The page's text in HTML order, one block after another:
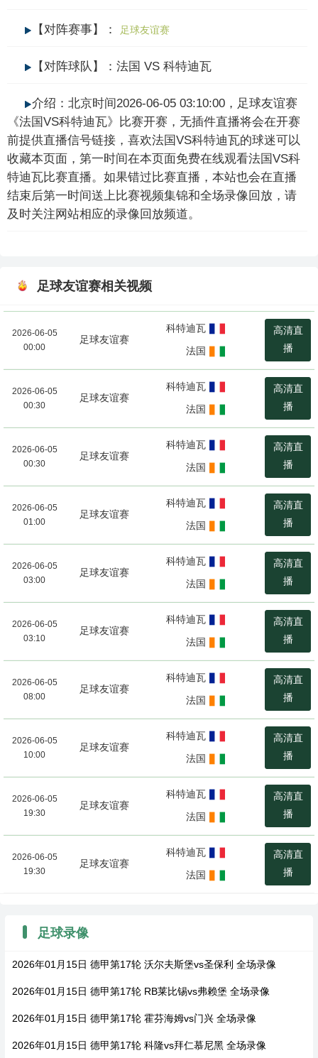
【对阵赛事】： 足球友谊赛
【对阵球队】：法国 VS 科特迪瓦
介绍：北京时间2026-06-05 03:10:00，足球友谊赛
《法国VS科特迪瓦》比赛开赛，无插件直播将会在开赛
前提供直播信号链接，喜欢法国VS科特迪瓦的球迷可以
收藏本页面，第一时间在本页面免费在线观看法国VS科
特迪瓦比赛直播。如果错过比赛直播，本站也会在直播
结束后第一时间送上比赛视频集锦和全场录像回放，请
及时关注网站相应的录像回放频道。
足球友谊赛相关视频
2026-06-05
00:00
足球友谊赛
科特迪瓦
法国
高清直
播
2026-06-05
00:30
足球友谊赛
科特迪瓦
法国
高清直
播
2026-06-05
00:30
足球友谊赛
科特迪瓦
法国
高清直
播
2026-06-05
01:00
足球友谊赛
科特迪瓦
法国
高清直
播
2026-06-05
03:00
足球友谊赛
科特迪瓦
法国
高清直
播
2026-06-05
03:10
足球友谊赛
科特迪瓦
法国
高清直
播
2026-06-05
08:00
足球友谊赛
科特迪瓦
法国
高清直
播
2026-06-05
10:00
足球友谊赛
科特迪瓦
法国
高清直
播
2026-06-05
19:30
足球友谊赛
科特迪瓦
法国
高清直
播
2026-06-05
19:30
足球友谊赛
科特迪瓦
法国
高清直
播
足球录像
2026年01月15日 德甲第17轮 沃尔夫斯堡vs圣保利 全场录像
2026年01月15日 德甲第17轮 RB莱比锡vs弗赖堡 全场录像
2026年01月15日 德甲第17轮 霍芬海姆vs门兴 全场录像
2026年01月15日 德甲第17轮 科隆vs拜仁慕尼黑 全场录像